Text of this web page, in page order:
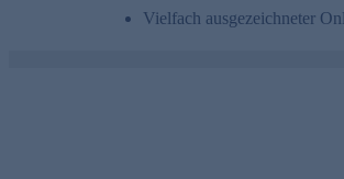
Vielfach ausgezeichneter